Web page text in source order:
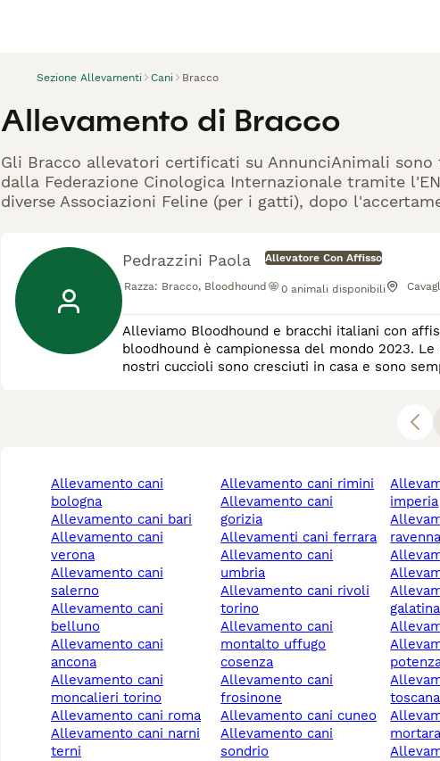
Sezione Allevamenti Cani Bracco
Allevamento di Bracco
Gli Bracco allevatori certificati su AnnunciAnimali
dalla Federazione Cinologica Internazionale tramite
diverse Associazioni Feline (per i gatti), dopo
Pedrazzini Paola Allevatore Con Affisso
Razza: Bracco, Bloodhound 0 animali disponibili
Alleviamo Bloodhound e bracchi italiani con affisso di Ca’ Pedra. Sono tutti cani
bloodhound è campionessa del mondo 2023.
nostri cuccioli sono cresciuti in casa e sono
allevamento cani
bologna
allevamento cani bari
allevamento cani
verona
allevamento cani
salerno
allevamento cani
belluno
allevamento cani
ancona
allevamento cani
moncalieri torino
allevamento cani roma
allevamento cani narni
terni
allevamento cani rimini
allevamento cani
gorizia
allevamenti cani ferrara
allevamento cani
umbria
allevamento cani rivoli
torino
allevamento cani
montalto uffugo
cosenza
allevamento cani
frosinone
allevamento cani cuneo
allevamento cani
sondrio
allevamento cani
imperia
allevamento cani
ravenna
allevamento cani
allevamento cani
allevamento cani
toscana
allevamento cani